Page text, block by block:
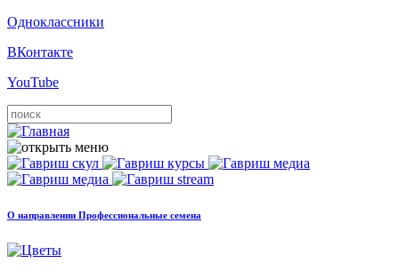
Одноклассники
ВКонтакте
YouTube
О направлении Профессиональные семена